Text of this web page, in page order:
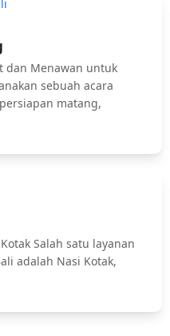
dan Menawan untuk
sebuah acara
matang,
Salah satu layanan
adalah Nasi Kotak,